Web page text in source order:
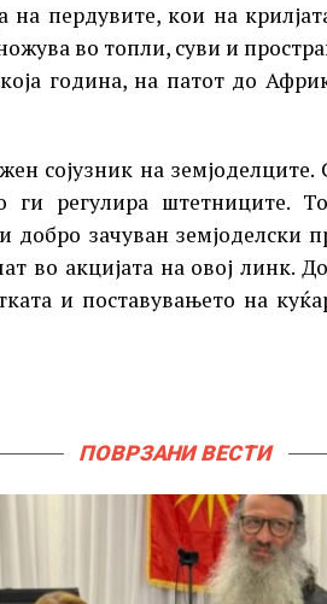
пердувите, кои на
во топли, суви и
година, на патот до
сојузник на земјоделците.
регулира штетниците.
добро зачуван земјоделски
во акцијата на овој линк.
и поставувањето на
ПОВРЗАНИ ВЕСТИ